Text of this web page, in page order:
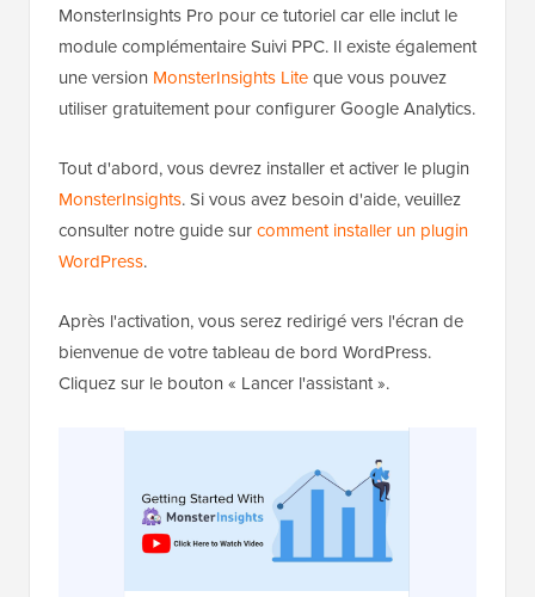
MonsterInsights Pro pour ce tutoriel car elle inclut le
module complémentaire Suivi PPC. Il existe également
une version MonsterInsights Liteque vous pouvez
utiliser gratuitement pour configurer Google Analytics.
Tout d'abord, vous devrez installer et activer le plugin
MonsterInsights. Si vous avez besoin d'aide, veuillez
consulter notre guide surcomment installer un plugin
WordPress.
Après l'activation, vous serez redirigé vers l'écran de
bienvenue de votre tableau de bord WordPress.
Cliquez sur le bouton « Lancer l'assistant ».